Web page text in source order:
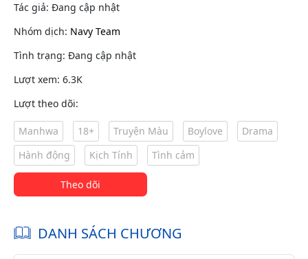
Tác giả: Đang cập nhật
Nhóm dịch: Navy Team
Tình trạng: Đang cập nhật
Lượt xem: 6.3K
Lượt theo dõi:
Manhwa 18+ Truyện Màu Boylove
Drama
Hành động
Kịch Tính Tình cảm
Theo dõi
DANH SÁCH CHƯƠNG